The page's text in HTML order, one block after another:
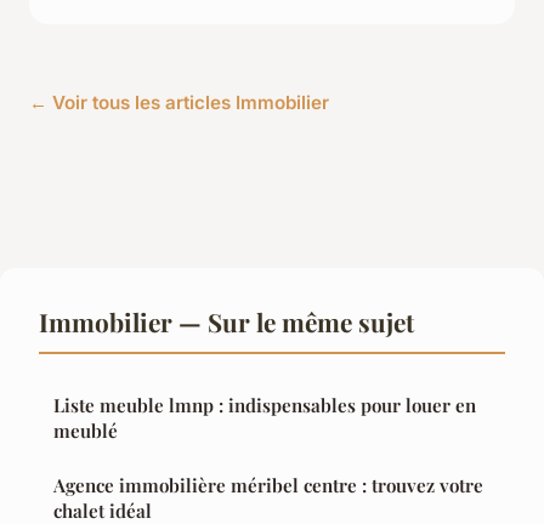
← Voir tous les articles Immobilier
Immobilier — Sur le même sujet
Liste meuble lmnp : indispensables pour louer en
meublé
Agence immobilière méribel centre : trouvez votre
chalet idéal